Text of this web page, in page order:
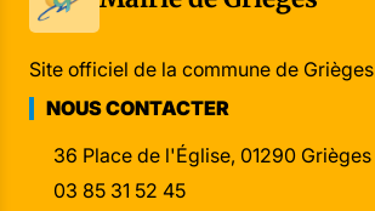
Site officiel de la commune de Grièges
NOUS CONTACTER
36 Place de l'Église, 01290 Grièges
03 85 31 52 45